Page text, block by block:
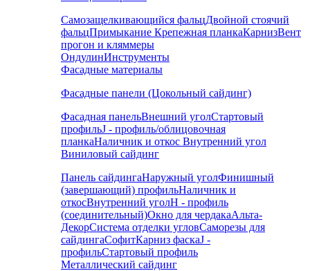
Самозащелкивающийся фальцДвойной стоячий
фальцПримыкание Крепежная планкаКарнизВент
прогон и кляммеры
ОндулинИнструменты
Фасадные материалы
Фасадные панели (Цокольный сайдинг)
Фасадная панельВнешний уголСтартовый
профильJ - профиль/облицовочная
планкаНаличник и откос Внутренний угол
Виниловый сайдинг
Панель сайдингаНаружный уголФинишный
(завершающий) профильНаличник и
откосВнутренний уголH - профиль
(соединительный)Окно для чердакаАльта-
ДекорСистема отделки угловСаморезы для
сайдингаСофитКарниз фаскаJ -
профильСтартовый профиль
Металлический сайдинг